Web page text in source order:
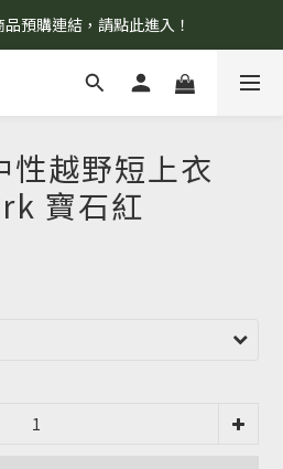
放工作室。請見諒！
預購連結，請點此進入！
開放工作室。請見諒！
越野短上衣
寶石紅